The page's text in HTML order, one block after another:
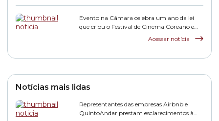
Evento na Câmara celebra um ano da lei
que criou o Festival de Cinema Coreano em
Acessar notícia
Notícias mais lidas
Representantes das empresas Airbnb e
QuintoAndar prestam esclarecimentos à